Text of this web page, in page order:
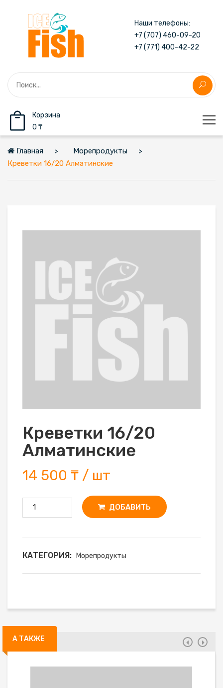
Наши телефоны:
+7 (707) 460-09-20
+7 (771) 400-42-22
Корзина
0 ₸
Главная
Морепродукты
Креветки 16/20 Алматинские
Креветки 16/20
Алматинские
14 500 ₸ / шт
ДОБАВИТЬ
КАТЕГОРИЯ: Морепродукты
А ТАКЖЕ